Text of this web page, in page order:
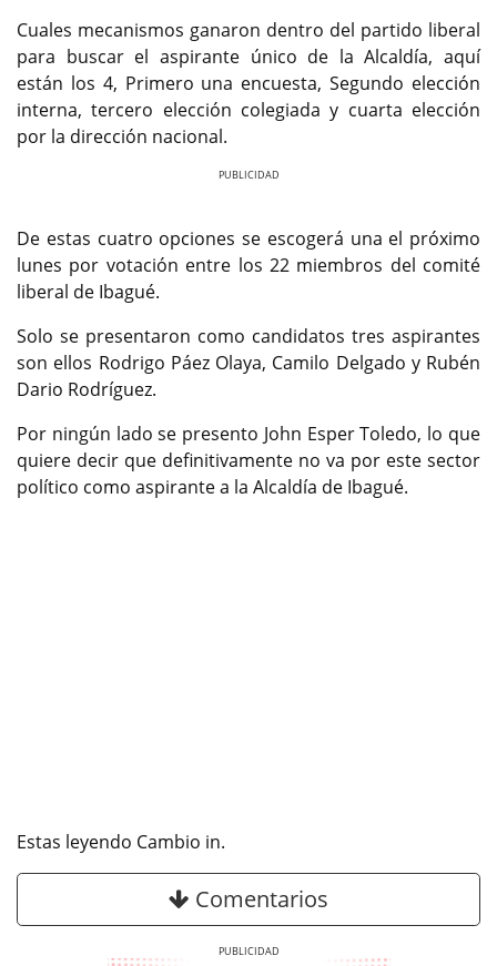
Cuales mecanismos ganaron dentro del partido liberal
para buscar el aspirante único de la Alcaldía, aquí
están los 4, Primero una encuesta, Segundo elección
interna, tercero elección colegiada y cuarta elección
por la dirección nacional.
De estas cuatro opciones se escogerá una el próximo
lunes por votación entre los 22 miembros del comité
liberal de Ibagué.
Solo se presentaron como candidatos tres aspirantes
son ellos Rodrigo Páez Olaya, Camilo Delgado y Rubén
Dario Rodríguez.
Por ningún lado se presento John Esper Toledo, lo que
quiere decir que definitivamente no va por este sector
político como aspirante a la Alcaldía de Ibagué.
Estas leyendo Cambio in.
Comentarios